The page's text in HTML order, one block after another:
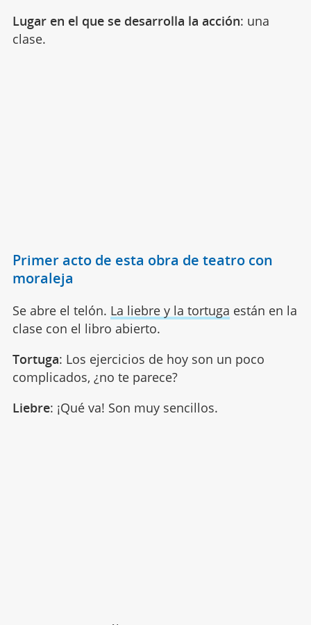
Lugar en el que se desarrolla la acción: una
clase.
Primer acto de esta obra de teatro con
moraleja
Se abre el telón. La liebre y la tortuga están en la
clase con el libro abierto.
Tortuga: Los ejercicios de hoy son un poco
complicados, ¿no te parece?
Liebre: ¡Qué va! Son muy sencillos.